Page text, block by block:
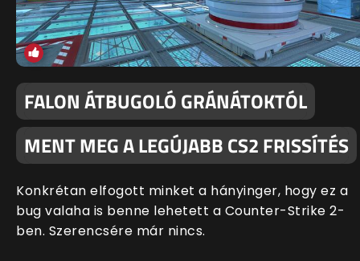
FALON ÁTBUGOLÓ GRÁNÁTOKTÓL
MENT MEG A LEGÚJABB CS2 FRISSÍTÉS
Konkrétan elfogott minket a hányinger, hogy ez a
bug valaha is benne lehetett a Counter-Strike 2-
ben. Szerencsére már nincs.